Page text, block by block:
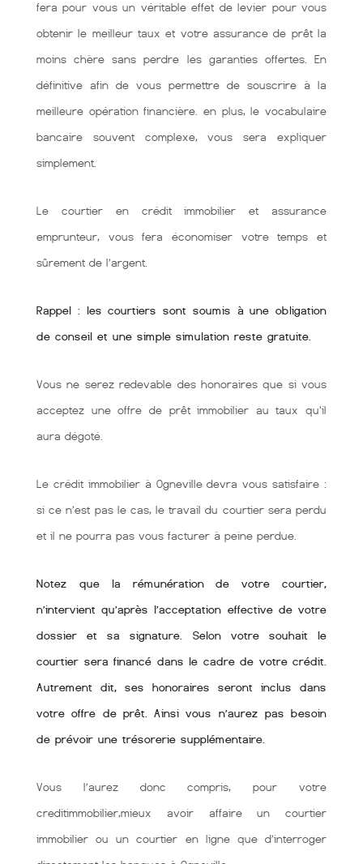
fera pour vous un véritable effet de levier pour vous
obtenir le meilleur taux et votre assurance de prêt la
moins chère sans perdre les garanties offertes. En
définitive afin de vous permettre de souscrire à la
meilleure opération financière. en plus, le vocabulaire
bancaire souvent complexe, vous sera expliquer
simplement.
Le courtier en crédit immobilier et assurance
emprunteur, vous fera économiser votre temps et
sûrement de l’argent.
Rappel : les courtiers sont soumis à une obligation
de conseil et une simple simulation reste gratuite.
Vous ne serez redevable des honoraires que si vous
acceptez une offre de prêt immobilier au taux qu'il
aura dégoté.
Le crédit immobilier à Ogneville devra vous satisfaire :
si ce n’est pas le cas, le travail du courtier sera perdu
et il ne pourra pas vous facturer à peine perdue.
Notez que la rémunération de votre courtier,
n’intervient qu’après l’acceptation effective de votre
dossier et sa signature. Selon votre souhait le
courtier sera financé dans le cadre de votre crédit.
Autrement dit, ses honoraires seront inclus dans
votre offre de prêt. Ainsi vous n’aurez pas besoin
de prévoir une trésorerie supplémentaire.
Vous l’aurez donc compris, pour votre
creditimmobilier,mieux avoir affaire un courtier
immobilier ou un courtier en ligne que d’interroger